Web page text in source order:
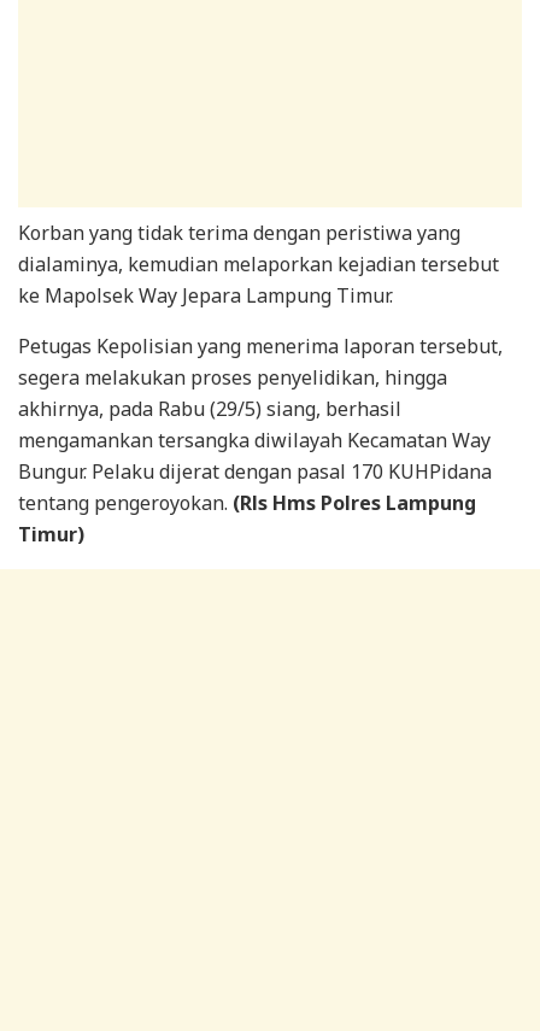
Korban yang tidak terima dengan peristiwa yang
dialaminya, kemudian melaporkan kejadian tersebut
ke Mapolsek Way Jepara Lampung Timur.
Petugas Kepolisian yang menerima laporan tersebut,
segera melakukan proses penyelidikan, hingga
akhirnya, pada Rabu (29/5) siang, berhasil
mengamankan tersangka diwilayah Kecamatan Way
Bungur. Pelaku dijerat dengan pasal 170 KUHPidana
tentang pengeroyokan. (Rls Hms Polres Lampung
Timur)